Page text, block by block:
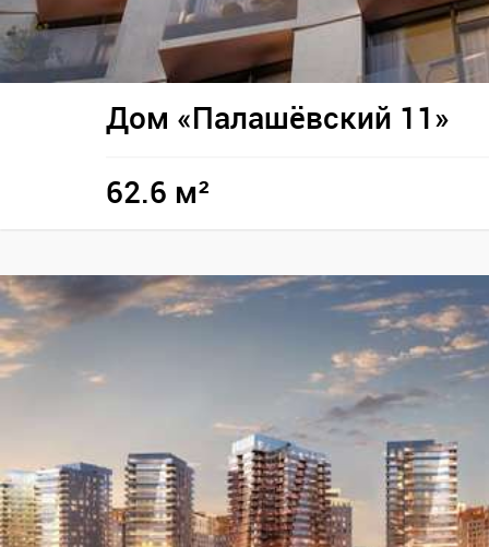
Дом «Палашёвский 11»
62.6 м²